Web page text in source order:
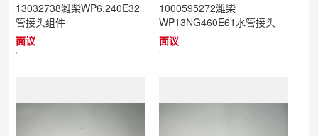
13032738潍柴WP6.240E32
管接头组件
面议
'
1000595272潍柴
WP13NG460E61水管接头
面议
'